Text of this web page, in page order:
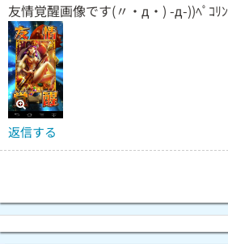
友情覚醒画像です(〃・д・) -д-))ﾍﾟｺﾘﾝ
返信する